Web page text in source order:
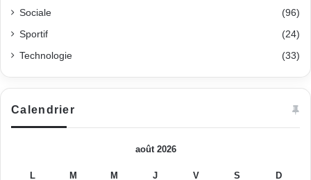
Sociale (96)
Sportif (24)
Technologie (33)
Calendrier
août 2026
L M M J V S D